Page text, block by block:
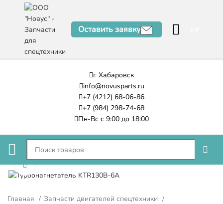
Оставить заявку
г. Хабаровск
info@novusparts.ru
+7 (4212) 68-06-86
+7 (984) 298-74-68
Пн-Вс с 9:00 до 18:00
Нажмите, чтобы увеличить
Главная
Запчасти двигателей спецтехники